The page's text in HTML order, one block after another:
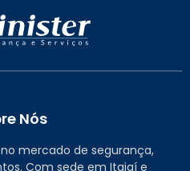
Nós
mercado de segurança,
Com sede em Itajaí e